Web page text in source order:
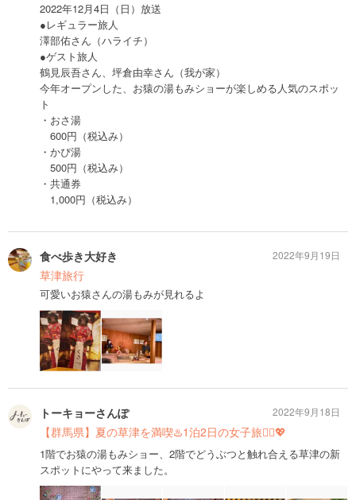
2022年12月4日（日）放送
●レギュラー旅人
澤部佑さん（ハライチ）
●ゲスト旅人
鶴見辰吾さん、坪倉由幸さん（我が家）
今年オープンした、お猿の湯もみショーが楽しめる人気のスポッ
ト
・おさ湯
600円（税込み）
・かぴ湯
500円（税込み）
・共通券
1,000円（税込み）
食べ歩き大好き
草津旅行
可愛いお猿さんの湯もみが見れるよ
2022年9月19日
トーキョーさんぽ
【群馬県】夏の草津を満喫♨️1泊2日の女子旅🧖‍♀️💖
1階でお猿の湯もみショー、2階でどうぶつと触れ合える草津の新
スポットにやって来ました。
2022年9月18日